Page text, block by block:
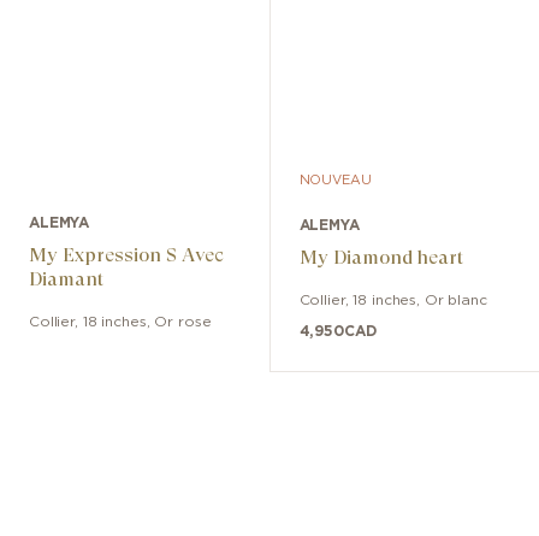
ALEMYA
My Expression S Avec
Diamant
Collier, 18 inches Or rose
NOUVEAU
ALEMYA
My Diamond heart
Collier,18 inches Or blanc
4,950CAD